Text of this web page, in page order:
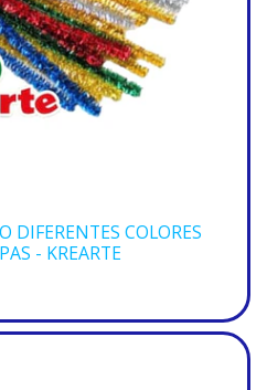
DIFERENTES COLORES
- KREARTE